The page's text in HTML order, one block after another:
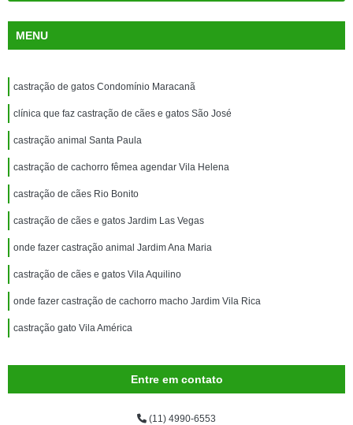
MENU
castração de gatos Condomínio Maracanã
clínica que faz castração de cães e gatos São José
castração animal Santa Paula
castração de cachorro fêmea agendar Vila Helena
castração de cães Rio Bonito
castração de cães e gatos Jardim Las Vegas
onde fazer castração animal Jardim Ana Maria
castração de cães e gatos Vila Aquilino
onde fazer castração de cachorro macho Jardim Vila Rica
castração gato Vila América
Entre em contato
(11) 4990-6553